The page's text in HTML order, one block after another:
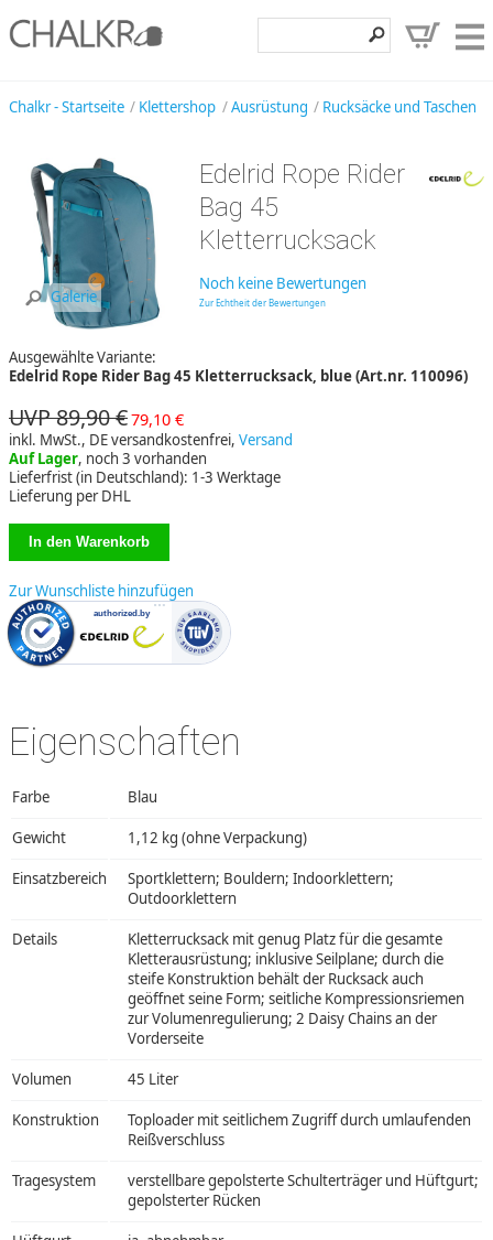
Klettershop
Entdecken
Hilfe, Kontakt
Chalkr - Startseite Klettershop Ausrüstung Rucksäcke und Taschen
Galerie
Edelrid Rope Rider
Bag 45
Kletterrucksack
Noch keine Bewertungen
Zur Echtheit der Bewertungen
Ausgewählte Variante:
Edelrid Rope Rider Bag 45 Kletterrucksack, blue (Art.nr. 110096)
UVP 89,90 €79,10 €
inkl. MwSt., DE versandkostenfrei, Versand
Auf Lager, noch 3 vorhanden
Lieferfrist (in Deutschland): 1-3 Werktage
Lieferung per DHL
Zur Wunschliste hinzufügen
Eigenschaften
Farbe Blau
Gewicht 1,12 kg (ohne Verpackung)
Einsatzbereich
Sportklettern; Bouldern; Indoorklettern;
Outdoorklettern
Details
Kletterrucksack mit genug Platz für die gesamte
Kletterausrüstung; inklusive Seilplane; durch die
steife Konstruktion behält der Rucksack auch
geöffnet seine Form; seitliche Kompressionsriemen
zur Volumenregulierung; 2 Daisy Chains an der
Vorderseite
Volumen 45 Liter
Konstruktion
Toploader mit seitlichem Zugriff durch umlaufenden
Reißverschluss
Tragesystem
verstellbare gepolsterte Schulterträger und Hüftgurt;
gepolsterter Rücken